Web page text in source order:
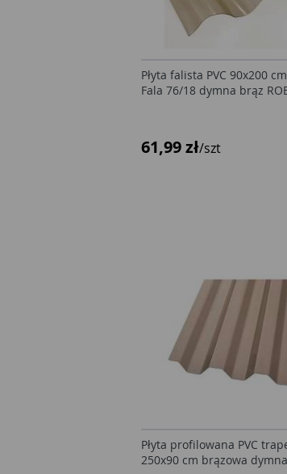
Płyta falista PVC 90x200
Fala 76/18 dymna brąz
61,99 zł/szt
Płyta profilowana PVC
250x90 cm brązowa